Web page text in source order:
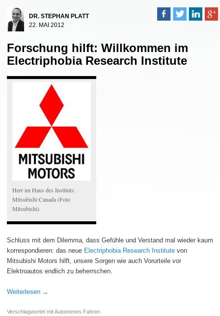
DR. STEPHAN PLATT
22. MAI 2012
Forschung hilft: Willkommen im
Electriphobia Research Institute
Herr im Haus des Instituts:
Mitsubishi Canada (Foto
Mitsubishi)
Schluss mit dem Dilemma, dass Gefühle und Verstand mal wieder kaum
korrespondieren: das neue Electriphobia Research Institute von
Mitsubishi Motors hilft, unsere Sorgen wie auch Vorurteile vor
Elektroautos endlich zu beherrschen.
Weiterlesen →
Verschlagwortet mitAutonomes Fahren